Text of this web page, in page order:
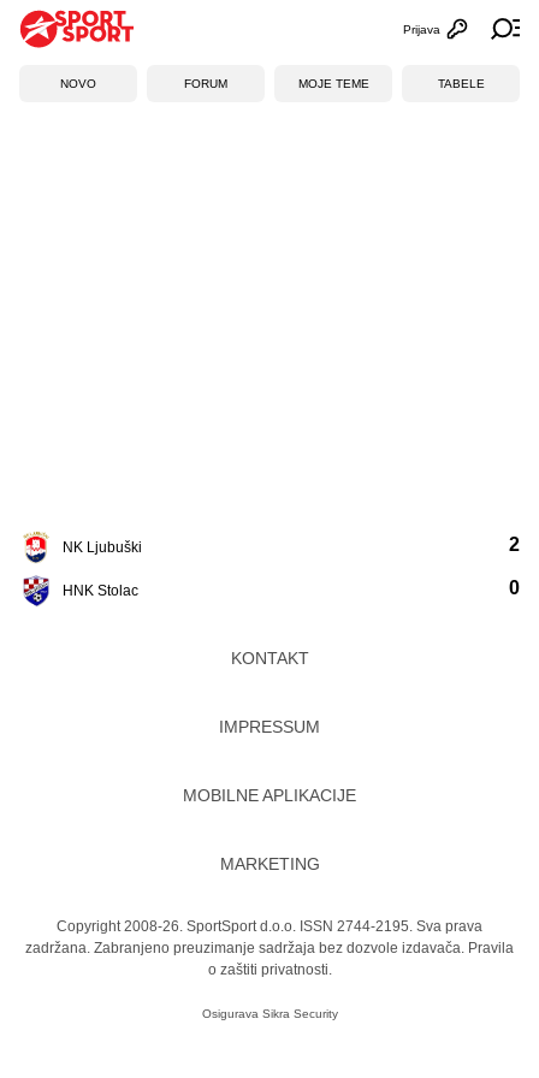
Otvori
Prijava
NOVO FORUM MOJE TEME TABELE
NK Ljubuški
HNK Stolac
2
0
KONTAKT
IMPRESSUM
MOBILNE APLIKACIJE
MARKETING
Copyright 2008-26. SportSport d.o.o. ISSN 2744-2195. Sva prava
zadržana. Zabranjeno preuzimanje sadržaja bez dozvole izdavača. Pravila
o zaštiti privatnosti.
Osigurava Sikra Security